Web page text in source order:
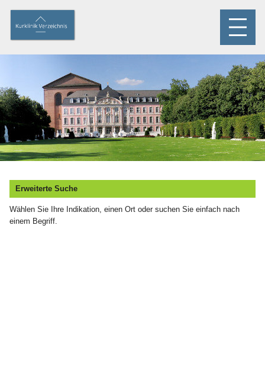
Erweiterte Suche
Wählen Sie Ihre Indikation, einen Ort oder suchen Sie einfach nach
einem Begriff.